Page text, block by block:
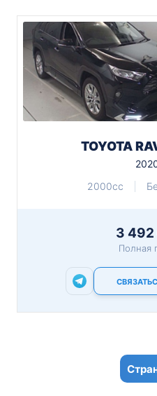
TOYOTA
2000cc
3
Полная